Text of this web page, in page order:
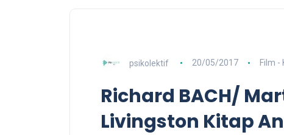
psikolektif 20/05/2017 Film -
Richard BACH/
Livingston Kitap